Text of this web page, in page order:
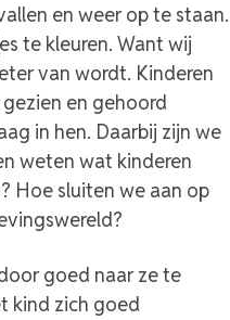
en weer op te staan.
te kleuren. Want wij
van wordt. Kinderen
en gehoord
in hen. Daarbij zijn we
weten wat kinderen
Hoe sluiten we aan op
goed naar ze te
kind zich goed